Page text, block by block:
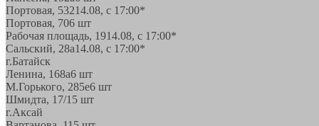
Портовая, 53214.08, с 17:00*
Портовая, 706 шт
Рабочая площадь, 1914.08, с 17:00*
Сальский, 28a14.08, с 17:00*
г.Батайск
Ленина, 168а6 шт
М.Горького, 285е6 шт
Шмидта, 17/1 5 шт
г.Аксай